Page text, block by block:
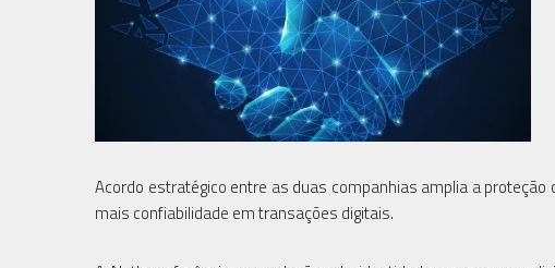
Acordo estratégico entre as duas companhias amplia a
mais confiabilidade em transações digitais.